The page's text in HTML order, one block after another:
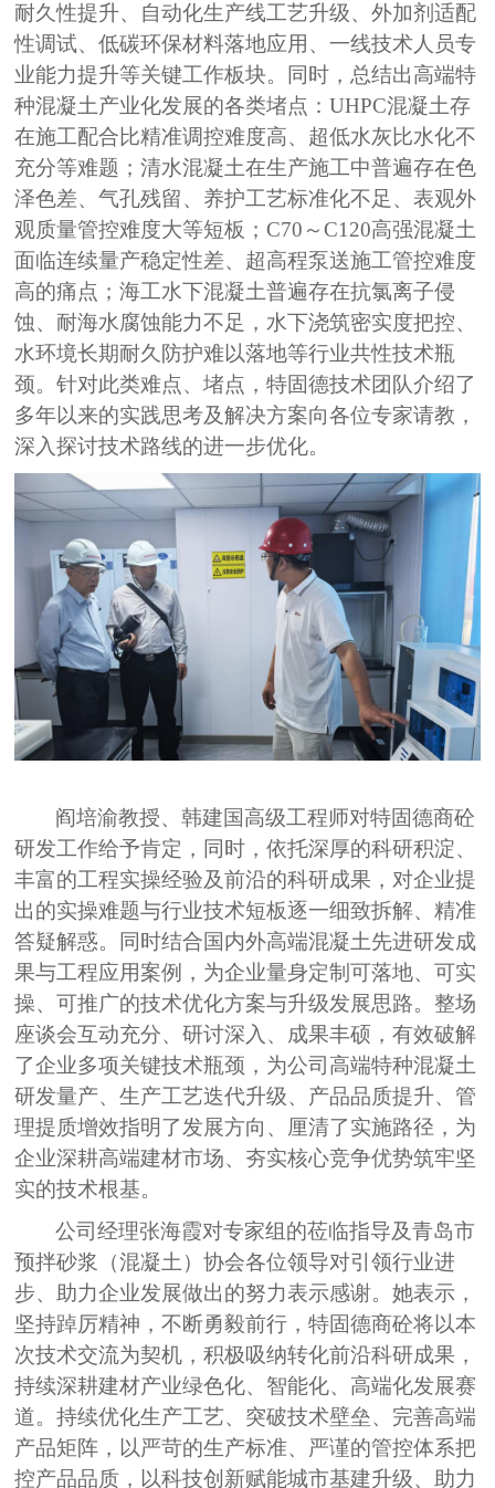
耐久性提升、自动化生产线工艺升级、外加剂适配
性调试、低碳环保材料落地应用、一线技术人员专
业能力提升等关键工作板块。同时，总结出高端特
种混凝土产业化发展的各类堵点 ：UHPC混凝土存
在施工配合比精准调控难度高、超低水灰比水化不
充分等难题；清水混凝土在生产施工中普遍存在色
泽色差、气孔残留、养护工艺标准化不足、表观外
观质量管控难度大等短板；C70～C120高强混凝土
面临连续量产稳定性差、超高程泵送施工管控难度
高的痛点；海工水下混凝土普遍存在抗氯离子侵
蚀、耐海水腐蚀能力不足，水下浇筑密实度把控、
水环境长期耐久防护难以落地等行业共性技术瓶
颈。针对此类难点、堵点，特固德技术团队介绍了
多年以来的实践思考及解决方案向各位专家请教，
深入探讨技术路线的进一步优化。
阎培渝教授、韩建国高级工程师对特固德商砼
研发工作给予肯定，同时，依托深厚的科研积淀、
丰富的工程实操经验及前沿的科研成果，对企业提
出的实操难题与行业技术短板逐一细致拆解、精准
答疑解惑。同时结合国内外高端混凝土先进研发成
果与工程应用案例，为企业量身定制可落地、可实
操、可推广的技术优化方案与升级发展思路。整场
座谈会互动充分、研讨深入、成果丰硕，有效破解
了企业多项关键技术瓶颈，为公司高端特种混凝土
研发量产、生产工艺迭代升级、产品品质提升、管
理提质增效指明了发展方向、厘清了实施路径，为
企业深耕高端建材市场、夯实核心竞争优势筑牢坚
实的技术根基。
公司经理张海霞对专家组的莅临指导及青岛市
预拌砂浆（混凝土）协会各位领导对引领行业进
步、助力企业发展做出的努力表示感谢。她表示，
坚持踔厉精神，不断勇毅前行，特固德商砼将以本
次技术交流为契机，积极吸纳转化前沿科研成果，
持续深耕建材产业绿色化、智能化、高端化发展赛
道。持续优化生产工艺、突破技术壁垒、完善高端
产品矩阵，以严苛的生产标准、严谨的管控体系把
控产品品质，以科技创新赋能城市基建升级、助力